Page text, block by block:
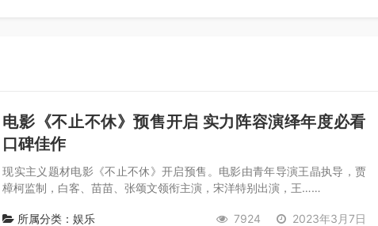
电影《不止不休》预售开启 实力阵容演绎年度必看
口碑佳作
现实主义题材电影《不止不休》开启预售。电影由青年导演王晶执导，贾
樟柯监制，白客、苗苗、张颂文领衔主演，宋洋特别出演，王……
所属分类：娱乐 7924 2023年3月7日